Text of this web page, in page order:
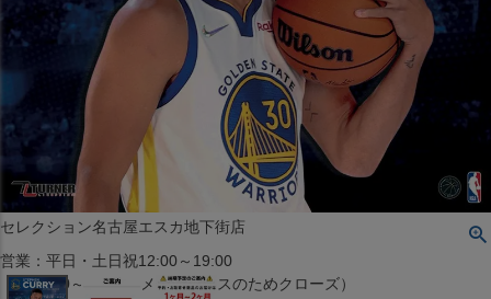
JR水道橋駅西口店
営業：土・日・祝日のみ 12:00-18:00
東京都千代田区神田三崎町２丁目２２−１ 1F
MAP
SHOP
セレクション名古屋エスカ地下街店
営業：平日・土日祝12:00～19:00
（※15:00～16:00はメンテナンスのためクローズ）